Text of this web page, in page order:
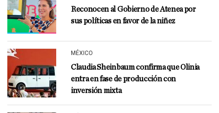
Reconocen al Gobierno de Atenea por
sus políticas en favor de la niñez
MÉXICO
Claudia Sheinbaum confirma que Olinia
entra en fase de producción con
inversión mixta